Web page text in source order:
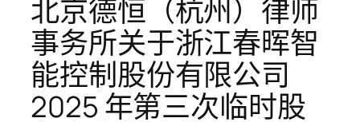
北京德恒（杭州）律师
事务所关于浙江春晖智
能控制股份有限公司
2025 年第三次临时股